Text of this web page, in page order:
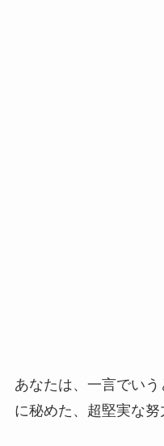
あなたは、一言でい
に秘めた、超堅実な努